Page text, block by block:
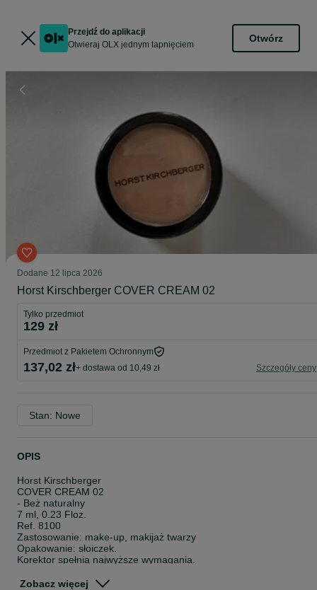
Przejdź do aplikacji
Otwieraj OLX jednym tapnięciem
Otwórz
Dodane 12 lipca 2026
Horst Kirschberger COVER CREAM 02
Tylko przedmiot
129 zł
Przedmiot z Pakietem Ochronnym
137,02 zł+ dostawa od 10,49 zł Szczegóły ceny
Stan: Nowe
OPIS
Horst Kirschberger
COVER CREAM 02
- Beż naturalny
7 ml, 0.23 Floz.
Ref. 8100
Zastosowanie: make-up, makijaż twarzy
Opakowanie: słoiczek.
Korektor spełnia najwyższe wymagania.
Tworzy doskonały wygląd skóry.
Zobacz więcej